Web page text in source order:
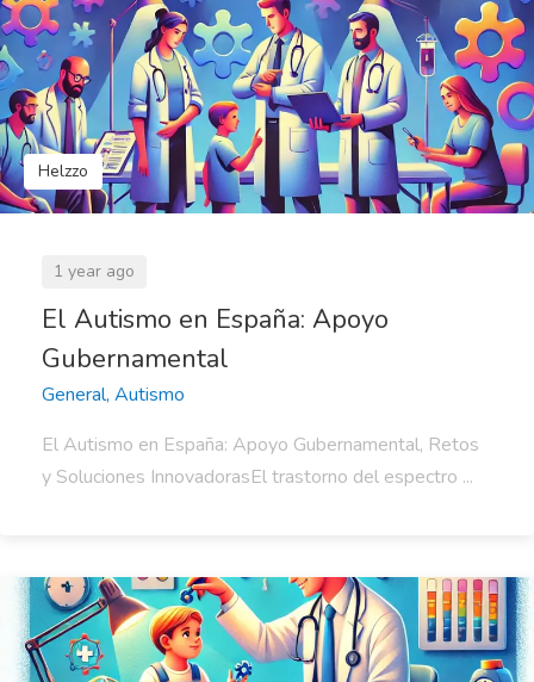
Helzzo
1 year ago
El Autismo en España: Apoyo
Gubernamental
General, Autismo
El Autismo en España: Apoyo Gubernamental, Retos
y Soluciones InnovadorasEl trastorno del espectro ...